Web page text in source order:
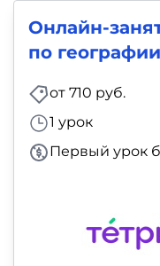
Онлайн-
по географии
от 710 руб.
1 урок
Первый урок